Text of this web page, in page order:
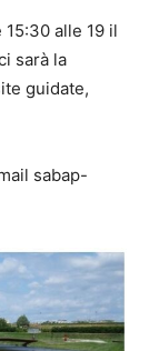
alle 19 il
sarà la
guidate,
sabap-